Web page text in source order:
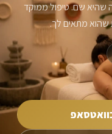
שהיא שם. טיפול ממוקד
שהוא מתאים לך.